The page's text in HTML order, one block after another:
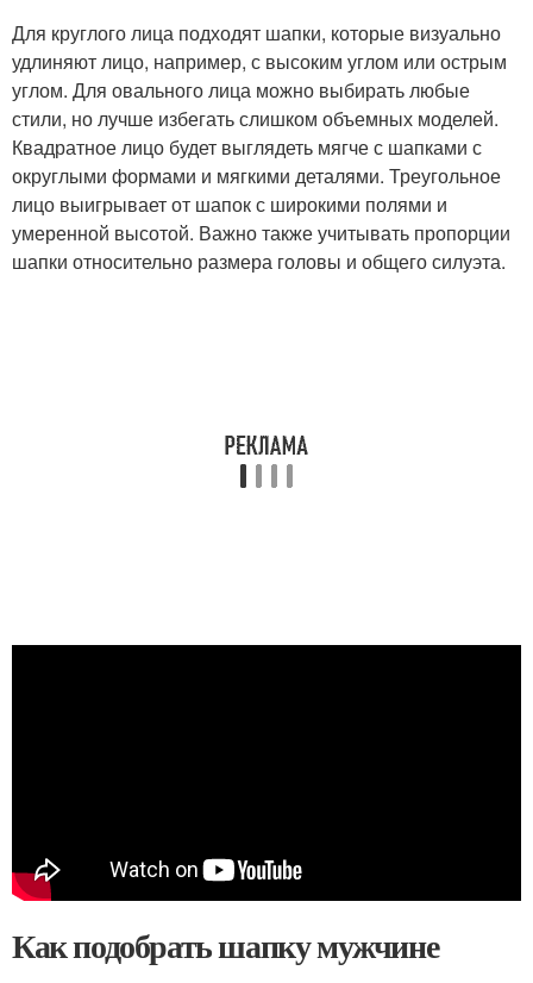
Для круглого лица подходят шапки, которые визуально
удлиняют лицо, например, с высоким углом или острым
углом. Для овального лица можно выбирать любые
стили, но лучше избегать слишком объемных моделей.
Квадратное лицо будет выглядеть мягче с шапками с
округлыми формами и мягкими деталями. Треугольное
лицо выигрывает от шапок с широкими полями и
умеренной высотой. Важно также учитывать пропорции
шапки относительно размера головы и общего силуэта.
Как подобрать шапку мужчине